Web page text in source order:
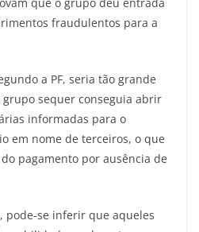
fraudulentos para a
a PF, seria tão grande
grupo sequer conseguia abrir
informadas para o
em nome de terceiros, o que
pagamento por ausência de
pode-se inferir que aqueles